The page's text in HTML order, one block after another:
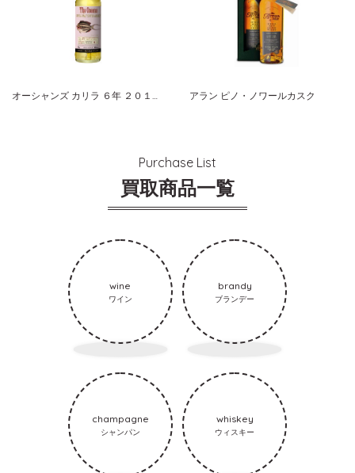
オーシャンズ カリラ ６年 ２０１１ ウィスク・イー アラン ピノ・ノワールカスク
Purchase List
買取商品一覧
wine
ワイン
brandy
ブランデー
champagne
シャンパン
whiskey
ウィスキー